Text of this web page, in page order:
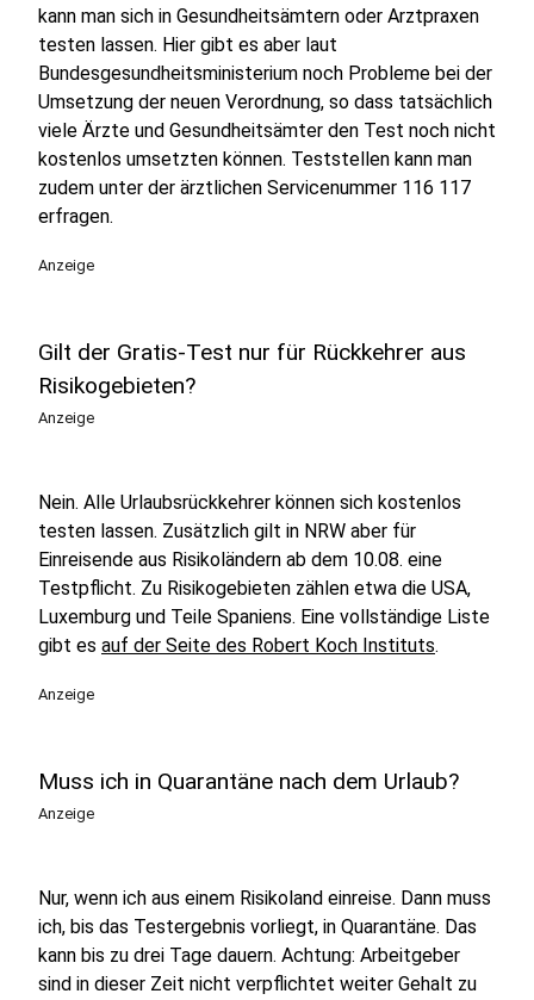
kann man sich in Gesundheitsämtern oder Arztpraxen
testen lassen. Hier gibt es aber laut
Bundesgesundheitsministerium noch Probleme bei der
Umsetzung der neuen Verordnung, so dass tatsächlich
viele Ärzte und Gesundheitsämter den Test noch nicht
kostenlos umsetzten können. Teststellen kann man
zudem unter der ärztlichen Servicenummer 116 117
erfragen.
Anzeige
Gilt der Gratis-Test nur für Rückkehrer aus
Risikogebieten?
Anzeige
Nein. Alle Urlaubsrückkehrer können sich kostenlos
testen lassen. Zusätzlich gilt in NRW aber für
Einreisende aus Risikoländern ab dem 10.08. eine
Testpflicht. Zu Risikogebieten zählen etwa die USA,
Luxemburg und Teile Spaniens. Eine vollständige Liste
gibt es auf der Seite des Robert Koch Instituts.
Anzeige
Muss ich in Quarantäne nach dem Urlaub?
Anzeige
Nur, wenn ich aus einem Risikoland einreise. Dann muss
ich, bis das Testergebnis vorliegt, in Quarantäne. Das
kann bis zu drei Tage dauern. Achtung: Arbeitgeber
sind in dieser Zeit nicht verpflichtet weiter Gehalt zu